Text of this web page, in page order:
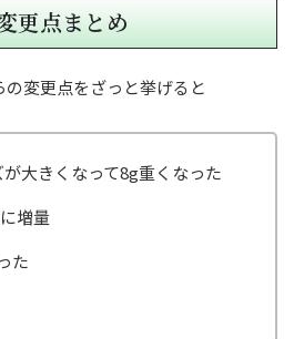
更点まとめ
変更点をざっと挙げると
大きくなって8g重くなった
増量
た